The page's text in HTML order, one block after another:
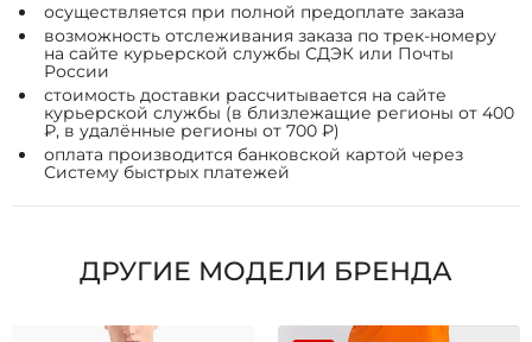
осуществляется при полной предоплате заказа
возможность отслеживания заказа по трек-номеру
на сайте курьерской службы СДЭК или Почты
России
стоимость доставки рассчитывается на сайте
курьерской службы (в близлежащие регионы от 400
₽, в удалённые регионы от 700 ₽)
оплата производится банковской картой через
Систему быстрых платежей
ДРУГИЕ МОДЕЛИ БРЕНДА